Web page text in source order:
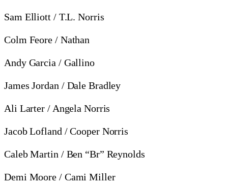
Sam Elliott / T.L. Norris
Colm Feore / Nathan
Andy Garcia / Gallino
James Jordan / Dale Bradley
Ali Larter / Angela Norris
Jacob Lofland / Cooper Norris
Caleb Martin / Ben “Br” Reynolds
Demi Moore / Cami Miller